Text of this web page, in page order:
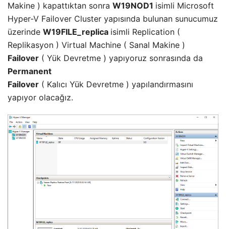
Makine ) kapattıktan sonra W19NOD1 isimli Microsoft
Hyper-V Failover Cluster yapısında bulunan sunucumuz
üzerinde W19FILE_replica isimli Replication (
Replikasyon ) Virtual Machine ( Sanal Makine )
Failover ( Yük Devretme ) yapıyoruz sonrasında da
Permanent
Failover ( Kalıcı Yük Devretme ) yapılandırmasını
yapıyor olacağız.